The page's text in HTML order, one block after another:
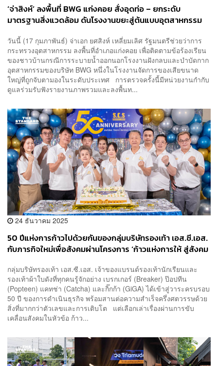
‘จ่าสิงห์’ ลงพื้นที่ BWG แก่งคอย สั่งอุดท่อ – ยกระดับ
มาตรฐานสิ่งแวดล้อม ดันโรงงานขยะสู่ต้นแบบอุตสาหกรรม
วันนี้ (17 กุมภาพันธ์) จ่าเอก ยศสิงห์ เหลี่ยมเลิศ รัฐมนตรีช่วยว่าการ
กระทรวงอุตสาหกรรม ลงพื้นที่อำเภอแก่งคอย เพื่อติดตามข้อร้องเรียน
ของชาวบ้านกรณีการระบายน้ำออกนอกโรงงานฝังกลบและบำบัดกาก
อุตสาหกรรมของบริษัท BWG หนึ่งในโรงงานจัดการของเสียขนาด
ใหญ่ที่ถูกจับตามองในระดับประเทศ การตรวจครั้งนี้มีหน่วยงานกำกับ
ดูแลร่วมรับฟังรายงานภาพรวมและลงพื้นท...
24 ธันวาคม 2025
50 ปีแห่งการก้าวไปด้วยกันของกลุ่มบริษัทรองเท้า เอส.ซี.เอส.
กับภารกิจใหม่เพื่อสังคมผ่านโครงการ ‘ก้าวแห่งการให้ สู่สังคม
กลุ่มบริษัทรองเท้า เอส.ซี.เอส. เจ้าของแบรนด์รองเท้านักเรียนและ
รองเท้าผ้าใบดังที่ทุกคนรู้จักอย่าง เบรกเกอร์ (Breaker) ป๊อปทีน
(Popteen) แคทช่า (Catcha) และกิ๊กก้า (GiGA) ได้เข้าสู่วาระครบรอบ
50 ปี ของการดำเนินธุรกิจ พร้อมสานต่อความสำเร็จครึ่งศตวรรษด้วย
สิ่งที่มากกว่าตัวเลขและการเติบโต แต่เลือกเล่าเรื่องผ่านการขับ
เคลื่อนสังคมในหัวข้อ ก้าว...